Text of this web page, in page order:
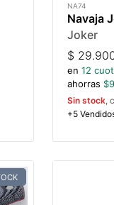
NA74
Navaja
Joker
$
en 12
ahorras $
Sin stock,
+5